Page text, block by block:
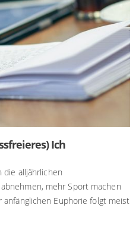
Ich
die alljährlichen
mehr Sport machen
Euphorie folgt meist